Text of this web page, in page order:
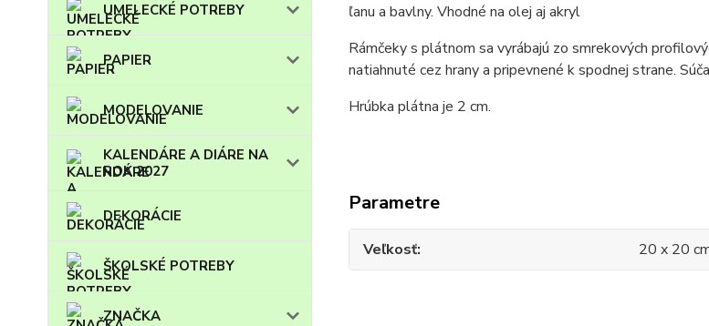
UMELECKÉ POTREBY
PAPIER
MODELOVANIE
KALENDÁRE A DIÁRE NA
ROK 2027
DEKORÁCIE
ŠKOLSKÉ POTREBY
ZNAČKA
ľanu a bavlny. Vhodné na olej aj akryl
Rámčeky s plátnom sa vyrábajú zo smrekových
natiahnuté cez hrany a pripevnené k spodnej strane.
Hrúbka plátna je 2 cm.
Parametre
Veľkosť 20 x 20